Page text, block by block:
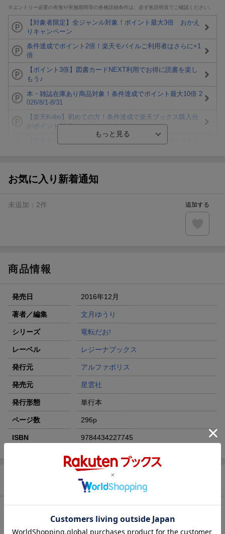
※エントリー必要の有無や実施期間等の各種詳細条件は、必ず各説明頁でご確認ください。
【対象者限定】全ジャンル対象！ポイント最大3倍 おかえ
りキャンペーン
条件達成でポイント2倍！楽天モバイルご利用者はさらに+1
倍
【ポイント3倍】図書カードNEXT利用でお得に読書を楽し
もう♪
本・雑誌在庫あり商品対象！条件達成でポイント最大10倍 2
026/8/1-8/31
【楽天Kobo】初めての方！条件達成で楽天ブックス購入分
がポイント20倍
ト山分け
楽天モバイル紹介キャンペーンの拡散で300円OFFクーポン
条件達成で楽天限定・宝塚歌劇 宙組貸切公演ペアチケット
お気に入り新着通知
未追加： 2件 追加する
商品情報
発売日 2016年12月
著者／編集 文月ゆうり
シリーズ 竜転だお!
レーベル レジーナブックス
発行元 アルファポリス
発売元 星雲社
発行形態 単行本
ページ数 296p
ISBN 9784434227745
隣国からの攻撃に倒れた、ピンクの竜のシェイリィリィ。気づけ